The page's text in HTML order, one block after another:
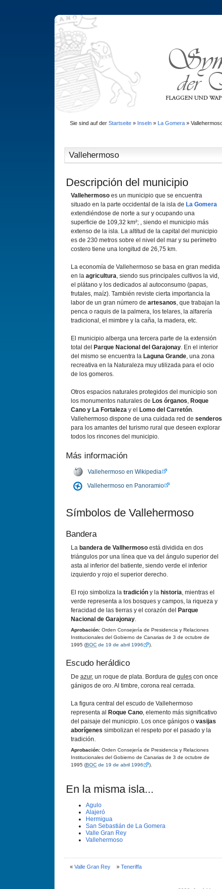
Sie sind auf der Startseite» Inseln» La Gomera»
Vallehermoso
Descripción del municipio
Vallehermoso es un municipio que se encuentra
situado en la parte occidental de la isla de La Gomera
extendiéndose de norte a sur y ocupando una
superficie de 109,32 km²; , siendo el municipio más
extenso de la isla. La altitud de la capital del municipio
es de 230 metros sobre el nivel del mar y su perímetro
costero tiene una longitud de 26,75 km.
La economía de Vallehermoso se basa en gran medida
en la agricultura, siendo sus principales cultivos la vid,
el plátano y los dedicados al autoconsumo (papas,
frutales, maíz). También reviste cierta importancia la
labor de un gran número de artesanos, que trabajan la
penca o raquis de la palmera, los telares, la alfarería
tradicional, el mimbre y la caña, la madera, etc.
El municipio alberga una tercera parte de la extensión
total del
Parque Nacional del Garajonay. En el interior
del mismo se encuentra la Laguna Grande, una zona
recreativa en la Naturaleza muy utilizada para el ocio
de los gomeros.
Otros espacios naturales protegidos del municipio son
los monumentos naturales de Los órganos, Roque
Cano y La Fortaleza y el Lomo del Carretón.
Vallehermoso dispone de una cuidada red de senderos
para los amantes del turismo rural que deseen explorar
todos los rincones del municipio.
Más información
Vallehermoso en Wikipedia
Vallehermoso en Panoramio
Símbolos de Vallehermoso
Bandera
La bandera de Vallhermoso está dividida en dos
triángulos por una línea que va del ángulo superior del
asta al inferior del batiente, siendo verde el inferior
izquierdo y rojo el superior derecho.
El rojo simboliza la tradición y la historia, mientras el
verde representa a los bosques y campos, la riqueza y
feracidad de las tierras y el corazón del
Parque
Nacional de Garajonay.
Aprobación: Orden Consejería de Presidencia y Relaciones
Institucionales del Gobierno de Canarias de 3 de octubre de
1995 (BOC de 19 de abril 1996 ).
Escudo heráldico
De azur, un roque de plata. Bordura de gules con once
gánigos de oro. Al timbre, corona real cerrada.
La figura central del escudo de Vallehermoso
representa al Roque Cano, elemento más significativo
del paisaje del municipio. Los once gánigos o vasijas
aborígenes simbolizan el respeto por el pasado y la
tradición.
Aprobación: Orden Consejería de Presidencia y Relaciones
Institucionales del Gobierno de Canarias de 3 de octubre de
1995 (BOC de 19 de abril 1996 ).
En la misma isla...
Agulo
Alajeró
Hermigua
San Sebastián de La Gomera
Valle Gran Rey
Vallehermoso
« Valle Gran Rey» Teneriffa